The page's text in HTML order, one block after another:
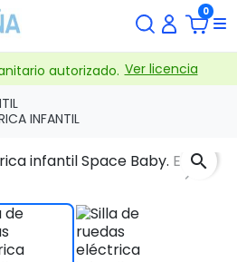
0
autorizado. Ver licencia
INFANTIL
Next
search